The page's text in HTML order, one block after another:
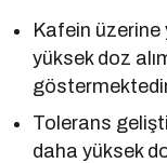
Kafein üzerine
yüksek doz
Tolerans
daha yüksek